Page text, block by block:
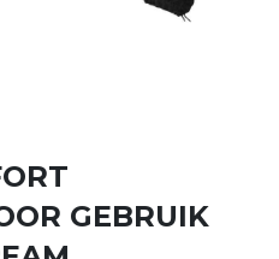
GEBRUIK